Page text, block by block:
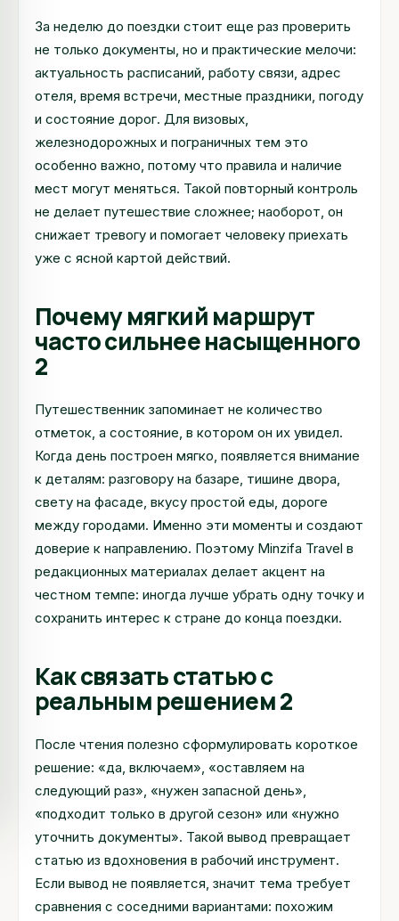
За неделю до поездки стоит еще раз проверить
не только документы, но и практические мелочи:
актуальность расписаний, работу связи, адрес
отеля, время встречи, местные праздники, погоду
и состояние дорог. Для визовых,
железнодорожных и пограничных тем это
особенно важно, потому что правила и наличие
мест могут меняться. Такой повторный контроль
не делает путешествие сложнее; наоборот, он
снижает тревогу и помогает человеку приехать
уже с ясной картой действий.
Почему мягкий маршрут
часто сильнее насыщенного
2
Путешественник запоминает не количество
отметок, а состояние, в котором он их увидел.
Когда день построен мягко, появляется внимание
к деталям: разговору на базаре, тишине двора,
свету на фасаде, вкусу простой еды, дороге
между городами. Именно эти моменты и создают
доверие к направлению. Поэтому Minzifa Travel в
редакционных материалах делает акцент на
честном темпе: иногда лучше убрать одну точку и
сохранить интерес к стране до конца поездки.
Как связать статью с
реальным решением 2
После чтения полезно сформулировать короткое
решение: «да, включаем», «оставляем на
следующий раз», «нужен запасной день»,
«подходит только в другой сезон» или «нужно
уточнить документы». Такой вывод превращает
статью из вдохновения в рабочий инструмент.
Если вывод не появляется, значит тема требует
сравнения с соседними вариантами: похожим